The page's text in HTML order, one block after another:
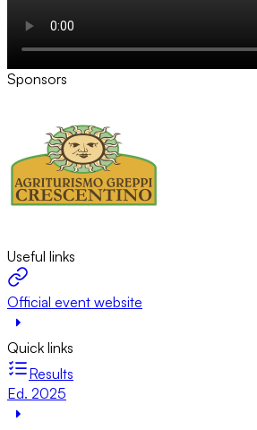
Sponsors
Useful links
Official event website
Quick links
Results
Ed. 2025